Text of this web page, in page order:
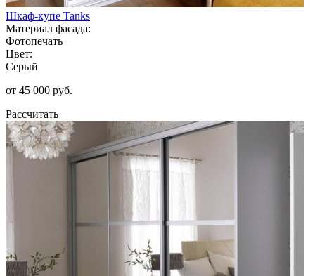
Шкаф-купе Tanks
Материал фасада:
Фотопечать
Цвет:
Серый
от 45 000 руб.
Рассчитать